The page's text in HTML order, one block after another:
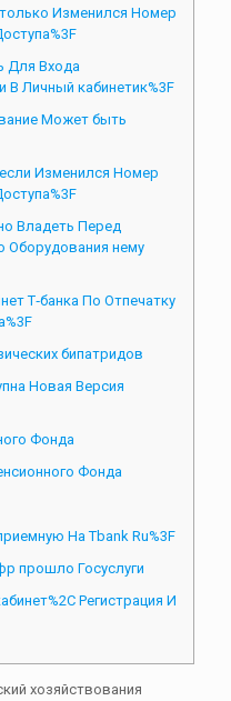
Изменился Номер
Для Входа
В Личный кабинетик%3F
Может быть
Изменился Номер
Владеть Перед
Оборудования нему
Т‑банка По Отпечатку
бипатридов
Новая Версия
Фонда
Фонда
На Tbank Ru%3F
прошло Госуслуги
Регистрация И
хозяйствования